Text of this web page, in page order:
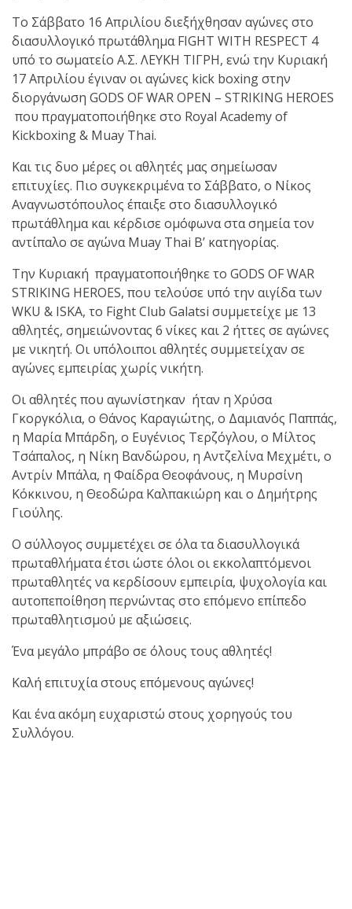
Το Σάββατο 16 Απριλίου διεξήχθησαν αγώνες στο
διασυλλογικό πρωτάθλημα FIGHT WITH RESPECT 4
υπό το σωματείο Α.Σ. ΛΕΥΚΗ ΤΙΓΡΗ, ενώ την Κυριακή
17 Απριλίου έγιναν οι αγώνες kick boxing στην
διοργάνωση GODS OF WAR OPEN – STRIKING HEROES
που πραγματοποιήθηκε στο Royal Academy of
Kickboxing & Muay Thai.
Και τις δυο μέρες οι αθλητές μας σημείωσαν
επιτυχίες. Πιο συγκεκριμένα το Σάββατο, ο Νίκος
Αναγνωστόπουλος έπαιξε στο διασυλλογικό
πρωτάθλημα και κέρδισε ομόφωνα στα σημεία τον
αντίπαλο σε αγώνα Muay Thai Β’ κατηγορίας.
Την Κυριακή πραγματοποιήθηκε το GODS OF WAR
STRIKING HEROES, που τελούσε υπό την αιγίδα των
WKU & ISKA, το Fight Club Galatsi συμμετείχε με 13
αθλητές, σημειώνοντας 6 νίκες και 2 ήττες σε αγώνες
με νικητή. Οι υπόλοιποι αθλητές συμμετείχαν σε
αγώνες εμπειρίας χωρίς νικήτη.
Οι αθλητές που αγωνίστηκαν ήταν η Χρύσα
Γκοργκόλια, ο Θάνος Καραγιώτης, ο Δαμιανός Παππάς,
η Μαρία Μπάρδη, ο Ευγένιος Τερζόγλου, ο Μίλτος
Τσάπαλος, η Νίκη Βανδώρου, η Αντζελίνα Μεχμέτι, ο
Αντρίν Μπάλα, η Φαίδρα Θεοφάνους, η Μυρσίνη
Κόκκινου, η Θεοδώρα Καλπακιώρη και ο Δημήτρης
Γιούλης.
Ο σύλλογος συμμετέχει σε όλα τα διασυλλογικά
πρωταθλήματα έτσι ώστε όλοι οι εκκολαπτόμενοι
πρωταθλητές να κερδίσουν εμπειρία, ψυχολογία και
αυτοπεποίθηση περνώντας στο επόμενο επίπεδο
πρωταθλητισμού με αξιώσεις.
Ένα μεγάλο μπράβο σε όλους τους αθλητές!
Καλή επιτυχία στους επόμενους αγώνες!
Και ένα ακόμη ευχαριστώ στους χορηγούς του
Συλλόγου.